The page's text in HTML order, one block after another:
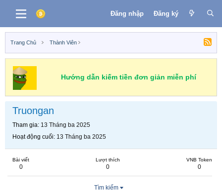
Đăng nhập Đăng ký
Trang Chủ Thành Viên
Hướng dẫn kiếm tiền đơn giản miễn phí
Truongan
Tham gia 13 Tháng ba 2025
Hoạt động cuối 13 Tháng ba 2025
Bài viết
0
Lượt thích
0
VNB Token
0
Tìm kiếm